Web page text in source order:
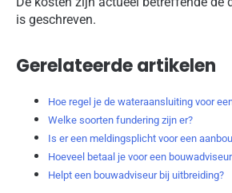
is geschreven.
Gerelateerde artikelen
Hoe regel je de wateraansluiting voor
Welke soorten fundering zijn er?
Is er een meldingsplicht voor een
Hoeveel betaal je voor een
Helpt een bouwadviseur bij uitbreiding?